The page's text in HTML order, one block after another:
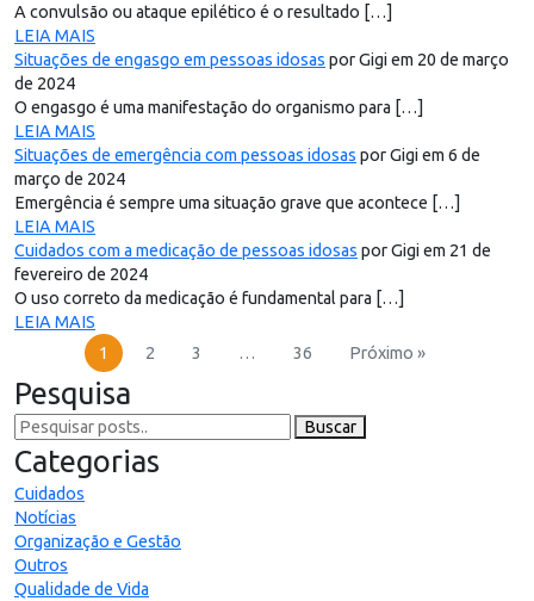
A convulsão ou ataque epilético é o resultado […]
LEIA MAIS
Situações de engasgo em pessoas idosas por Gigi em 20 de março
de 2024
O engasgo é uma manifestação do organismo para […]
LEIA MAIS
Situações de emergência com pessoas idosas por Gigi em 6 de
março de 2024
Emergência é sempre uma situação grave que acontece […]
LEIA MAIS
Cuidados com a medicação de pessoas idosas por Gigi em 21 de
fevereiro de 2024
O uso correto da medicação é fundamental para […]
LEIA MAIS
1
2 3 … 36 Próximo »
Pesquisa
Buscar
Categorias
Cuidados
Notícias
Organização e Gestão
Outros
Qualidade de Vida